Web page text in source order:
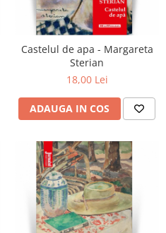
Castelul de apa - Margareta
Sterian
18,00 Lei
ADAUGA IN COS